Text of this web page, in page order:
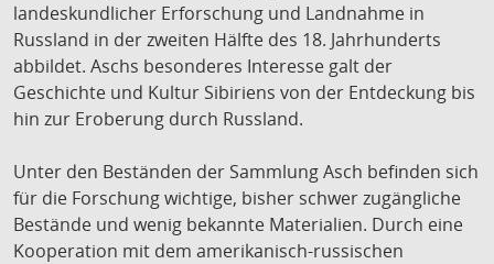
landeskundlicher Erforschung und Landnahme in
Russland in der zweiten Hälfte des 18. Jahrhunderts
abbildet. Aschs besonderes Interesse galt der
Geschichte und Kultur Sibiriens von der Entdeckung bis
hin zur Eroberung durch Russland.
Unter den Beständen der Sammlung Asch befinden sich
für die Forschung wichtige, bisher schwer zugängliche
Bestände und wenig bekannte Materialien. Durch eine
Kooperation mit dem amerikanisch-russischen